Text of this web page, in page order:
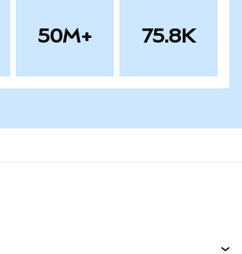
50M+ 75.8K